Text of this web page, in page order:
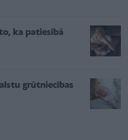
ka patiesībā
grūtniecības